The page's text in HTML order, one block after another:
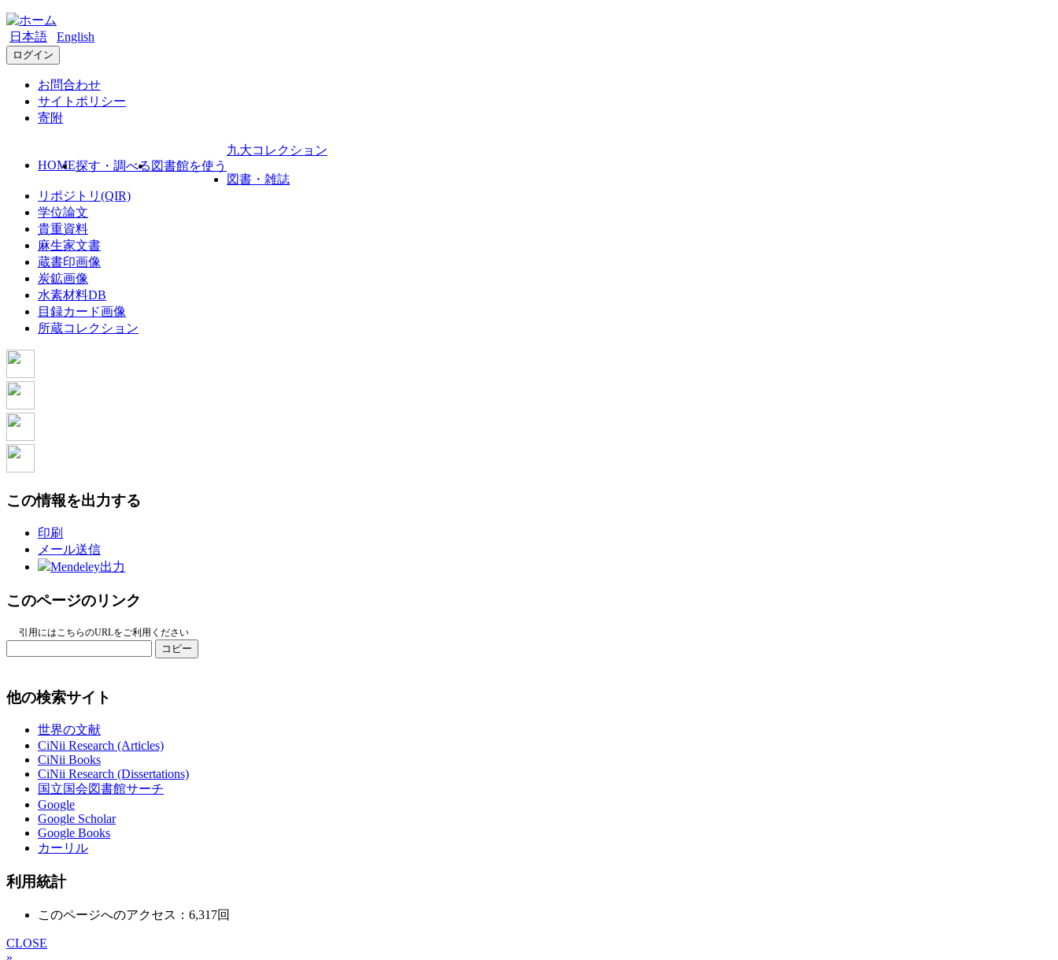
日本語 English
ログイン
お問合わせ
サイトポリシー
寄附
HOME探す・調べる 図書館を使う
九大コレクション
図書・雑誌
リポジトリ(QIR)
学位論文
貴重資料
麻生家文書
蔵書印画像
炭鉱画像
水素材料DB
目録カード画像
所蔵コレクション
この情報を出力する
印刷
メール送信
Mendeley出力
このページのリンク
引用にはこちらのURLをご利用ください
コピー
他の検索サイト
世界の文献
CiNii Research (Articles)
CiNii Books
CiNii Research (Dissertations)
国立国会図書館サーチ
Google
Google Scholar
Google Books
カーリル
利用統計
このページへのアクセス：6,317回
CLOSE
»